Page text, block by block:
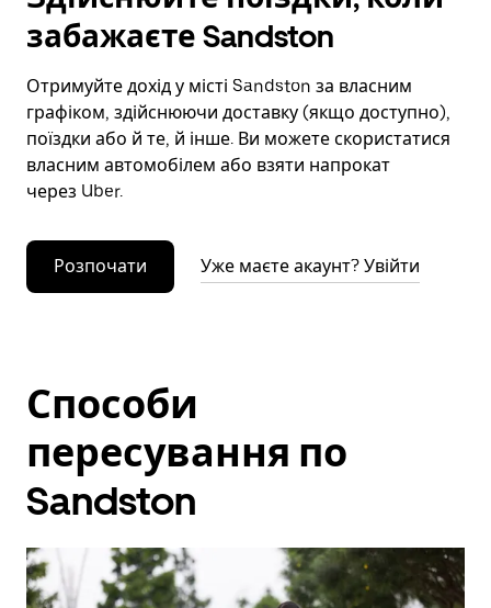
забажаєте Sandston
Отримуйте дохід у місті Sandston за власним
графіком, здійснюючи доставку (якщо доступно),
поїздки або й те, й інше. Ви можете скористатися
власним автомобілем або взяти напрокат
через Uber.
Розпочати Уже маєте акаунт? Увійти
Способи
пересування по
Sandston